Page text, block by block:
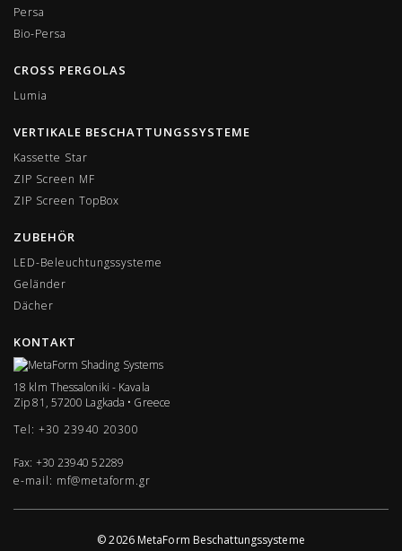
Persa
Bio-Persa
CROSS PERGOLAS
Lumia
VERTIKALE BESCHATTUNGSSYSTEME
Kassette Star
ZIP Screen MF
ΖIP Screen TopBox
ZUBEHÖR
LED-Beleuchtungssysteme
Geländer
Dächer
KONTAKT
18 klm Thessaloniki - Kavala
Zip 81, 57200 Lagkada • Greece
Tel: +30 23940 20300
Fax: +30 23940 52289
e-mail: mf@metaform.gr
© 2026 MetaForm Beschattungssysteme